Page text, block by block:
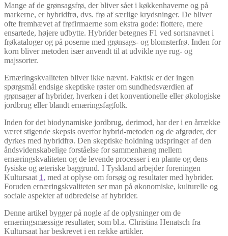
Mange af de grønsagsfrø, der bliver sået i køkkenhaverne og på
markerne, er hybridfrø, dvs. frø af særlige krydsninger. De bliver
ofte fremhævet af frøfirmaerne som ekstra gode: flottere, mere
ensartede, højere udbytte. Hybrider betegnes F1 ved sortsnavnet i
frøkataloger og på poserne med grønsags- og blomsterfrø. Inden for
korn bliver metoden især anvendt til at udvikle nye rug- og
majssorter.
Ernæringskvaliteten bliver ikke nævnt. Faktisk er der ingen
spørgsmål endsige skeptiske røster om sundhedsværdien af
grønsager af hybrider, hverken i det konventionelle eller økologiske
jordbrug eller blandt ernæringsfagfolk.
Inden for det biodynamiske jordbrug, derimod, har der i en årrække
været stigende skepsis overfor hybrid-metoden og de afgrøder, der
dyrkes med hybridfrø. Den skeptiske holdning udspringer af den
åndsvidenskabelige forståelse for sammenhæng mellem
ernæringskvaliteten og de levende processer i en plante og dens
fysiske og æteriske baggrund. I Tyskland arbejder foreningen
Kultursaat 1, med at oplyse om forsøg og resultater med hybrider.
Foruden ernæringskvaliteten ser man på økonomiske, kulturelle og
sociale aspekter af udbredelse af hybrider.
Denne artikel bygger på nogle af de oplysninger om de
ernæringsmæssige resultater, som bl.a. Christina Henatsch fra
Kultursaat har beskrevet i en række artikler.